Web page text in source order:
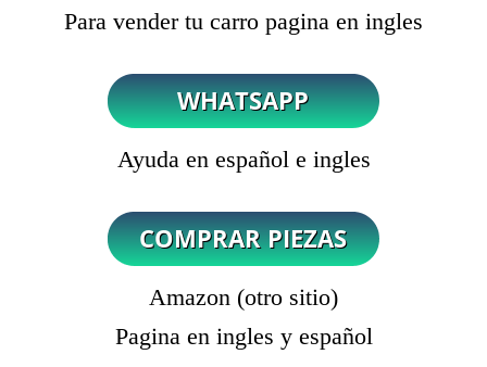
Para vender tu carro pagina en ingles
Ayuda en español e ingles
Amazon (otro sitio)
Pagina en ingles y español